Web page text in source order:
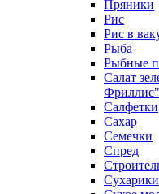
Пряники
Рис
Рис в
Рыба
Рыбные
Салат
Салфетки
Сахар
Семечки
Спред
Сухарики